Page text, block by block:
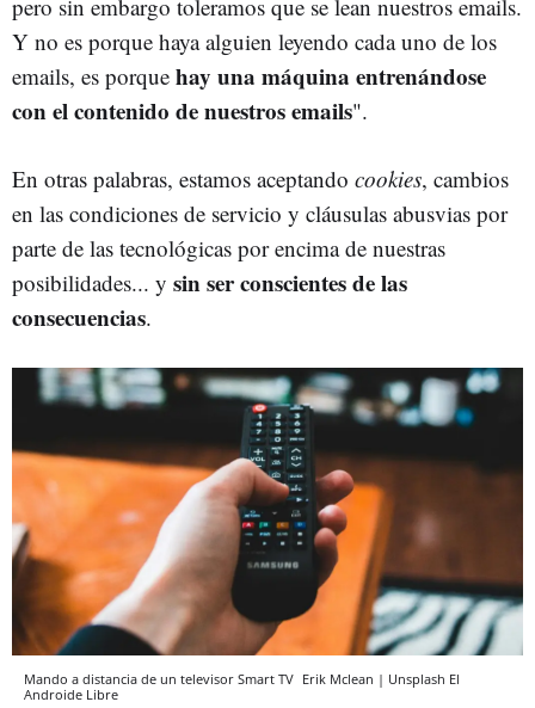
pero sin embargo toleramos que se lean nuestros emails.
Y no es porque haya alguien leyendo cada uno de los
emails, es porque hay una máquina entrenándose
con el contenido de nuestros emails".
En otras palabras, estamos aceptando cookies, cambios
en las condiciones de servicio y cláusulas abusvias por
parte de las tecnológicas por encima de nuestras
posibilidades... y sin ser conscientes de las
consecuencias.
Mando a distancia de un televisor Smart TV Erik Mclean | Unsplash El
Androide Libre